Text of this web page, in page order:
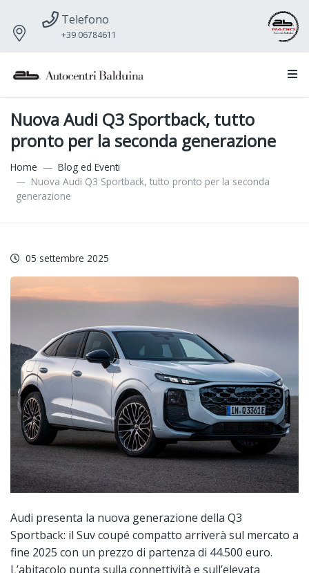
Telefono
+39 06784611
Nuova Audi Q3 Sportback, tutto
pronto per la seconda generazione
Home
Blog ed Eventi
Nuova Audi Q3 Sportback, tutto pronto per la seconda
generazione
05 settembre 2025
Audi presenta la nuova generazione della Q3
Sportback: il Suv coupé compatto arriverà sul mercato a
fine 2025 con un prezzo di partenza di 44.500 euro.
L’abitacolo punta sulla connettività e sull’elevata